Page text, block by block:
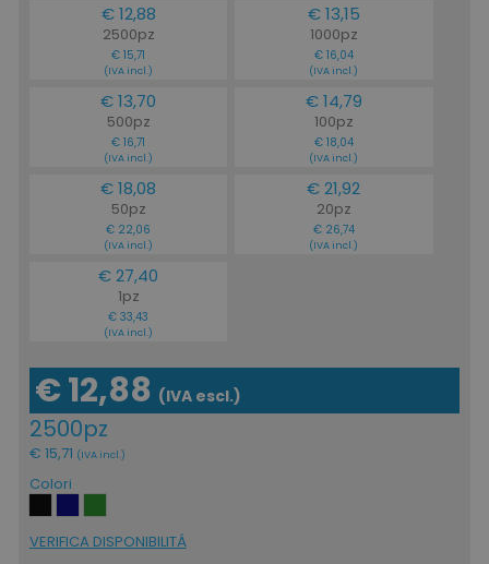
€ 12,88
2500pz
€ 15,71
(IVA incl.)
€ 13,15
1000pz
€ 16,04
(IVA incl.)
€ 13,70
500pz
€ 16,71
(IVA incl.)
€ 14,79
100pz
€ 18,04
(IVA incl.)
€ 18,08
50pz
€ 22,06
(IVA incl.)
€ 21,92
20pz
€ 26,74
(IVA incl.)
€ 27,40
1pz
€ 33,43
(IVA incl.)
€ 12,88 (IVA escl.)
2500pz
€ 15,71 (IVA incl.)
Colori
VERIFICA DISPONIBILITÁ